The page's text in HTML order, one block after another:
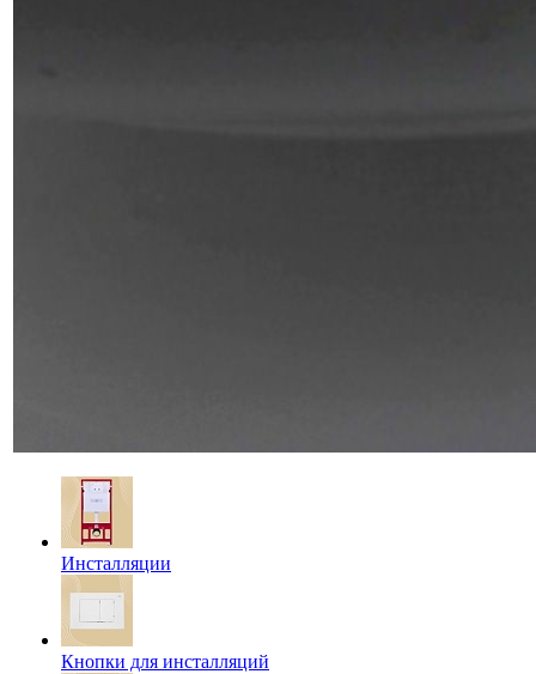
Инсталляции
Кнопки для инсталляций